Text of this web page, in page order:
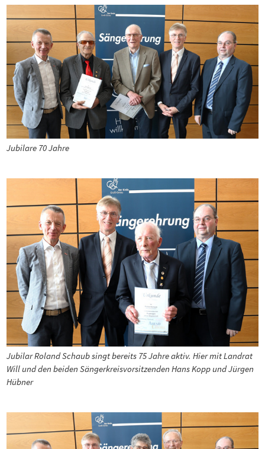
Jubilare 70 Jahre
Jubilar Roland Schaub singt bereits 75 Jahre aktiv. Hier mit Landrat
Will und den beiden Sängerkreisvorsitzenden Hans Kopp und Jürgen
Hübner